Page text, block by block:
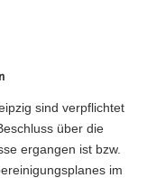
sind verpflichtet
über die
ergangen ist bzw.
im